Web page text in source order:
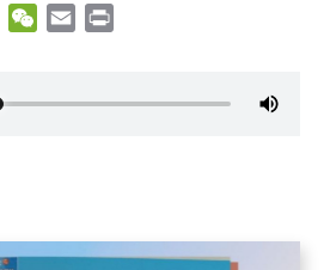
Line WeChat
Email